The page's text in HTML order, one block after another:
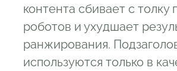
контента сбивает с толку
роботов и ухудшает
ранжирования.
используются только в